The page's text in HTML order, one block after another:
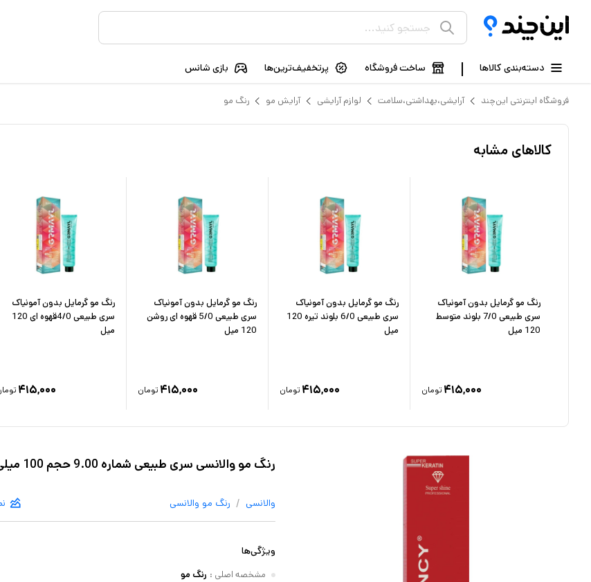
دسته‌بندی کالاها ساخت فروشگاه پرتخفیف‌ترین‌ها بازی شانس
فروشگاه اینترنتی این‌چند آرایشی،بهداشتی،سلامت لوازم آرایشی آرایش مو رنگ مو
کالاهای مشابه
رنگ مو گرمایل بدون آمونیاک
سری طبیعی 7/0 بلوند متوسط
120 میل
۴۱۵,۰۰۰ تومان
رنگ مو گرمایل بدون آمونیاک
سری طبیعی 6/0 بلوند تیره 120
میل
۴۱۵,۰۰۰ تومان
رنگ مو گرمایل بدون آمونیاک
سری طبیعی 5/0 قهوه ای روشن
120 میل
۴۱۵,۰۰۰ تومان
رنگ مو گرمایل بدون آمونیاک
سری طبیعی 4/0قهوه ای 120
میل
۴۱۵,۰۰۰
رنگ مو والانسی سری طبیعی شماره 9.00 حجم 100 میلی لیتر رنگ بلوند خیلی روشن قوی
والانسی / رنگ مو والانسی
ویژگی‌ها
مشخصه اصلی : رنگ مو